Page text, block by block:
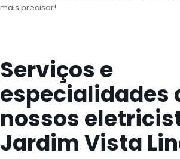
mais precisar!
Serviços e
especialidades
nossos
Jardim Vista